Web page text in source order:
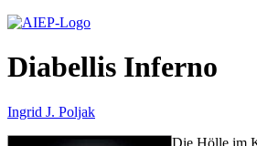
Diabellis Inferno
Ingrid J. Poljak
Die Hölle im